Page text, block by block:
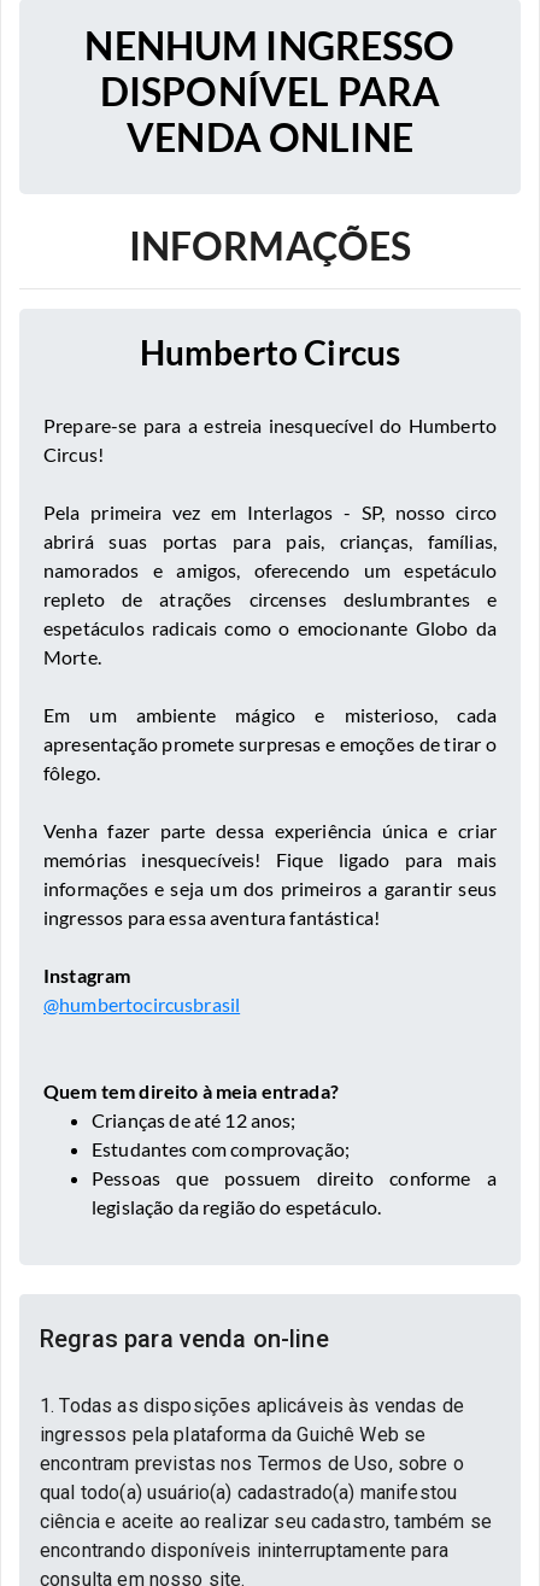
NENHUM INGRESSO
DISPONÍVEL PARA
VENDA ONLINE
INFORMAÇÕES
Humberto Circus
Prepare-se para a estreia inesquecível do Humberto
Circus!
Pela primeira vez em Interlagos - SP, nosso circo
abrirá suas portas para pais, crianças, famílias,
namorados e amigos, oferecendo um espetáculo
repleto de atrações circenses deslumbrantes e
espetáculos radicais como o emocionante Globo da
Morte.
Em um ambiente mágico e misterioso, cada
apresentação promete surpresas e emoções de tirar o
fôlego.
Venha fazer parte dessa experiência única e criar
memórias inesquecíveis! Fique ligado para mais
informações e seja um dos primeiros a garantir seus
ingressos para essa aventura fantástica!
Instagram
@humbertocircusbrasil
Quem tem direito à meia entrada?
Crianças de até 12 anos;
Estudantes com comprovação;
Pessoas que possuem direito conforme a
legislação da região do espetáculo.
Regras para venda on-line
1. Todas as disposições aplicáveis às vendas de
ingressos pela plataforma da Guichê Web se
encontram previstas nos Termos de Uso, sobre o
qual todo(a) usuário(a) cadastrado(a) manifestou
ciência e aceite ao realizar seu cadastro, também se
encontrando disponíveis ininterruptamente para
consulta em nosso site.